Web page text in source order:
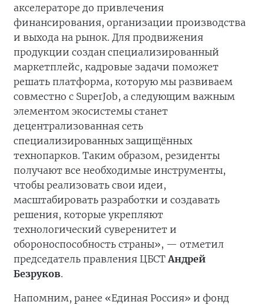
акселераторе до привлечения
финансирования, организации производства
и выхода на рынок. Для продвижения
продукции создан специализированный
маркетплейс, кадровые задачи поможет
решать платформа, которую мы развиваем
совместно с SuperJob, а следующим важным
элементом экосистемы станет
децентрализованная сеть
специализированных защищённых
технопарков. Таким образом, резиденты
получают все необходимые инструменты,
чтобы реализовать свои идеи,
масштабировать разработки и создавать
решения, которые укрепляют
технологический суверенитет и
обороноспособность страны», — отметил
председатель правления ЦБСТАндрей
Безруков.
Напомним, ранее «Единая Россия» и фонд